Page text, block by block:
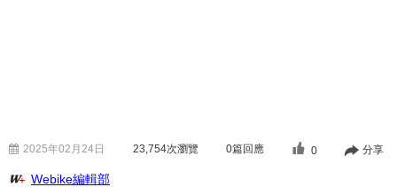
2025年02月24日 23,754次瀏覽 0篇回應 0 分享
Webike編輯部